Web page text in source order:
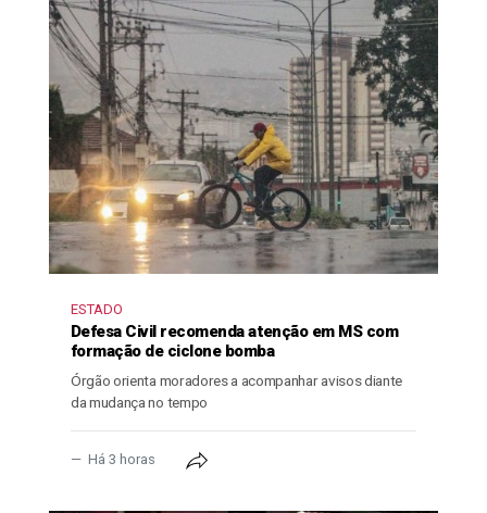
ESTADO
Defesa Civil recomenda atenção em MS com
formação de ciclone bomba
Órgão orienta moradores a acompanhar avisos diante
da mudança no tempo
Há 3 horas